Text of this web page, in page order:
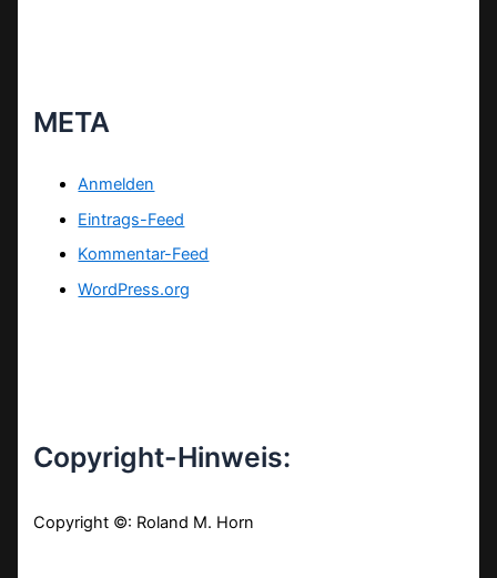
META
Anmelden
Eintrags-Feed
Kommentar-Feed
WordPress.org
Copyright-Hinweis:
Copyright ©: Roland M. Horn